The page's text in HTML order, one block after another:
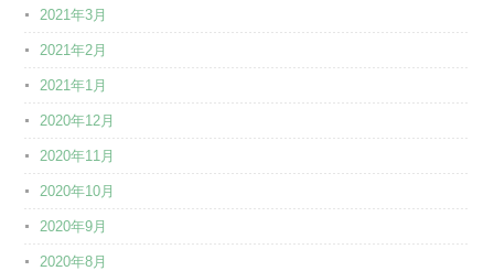
2021年3月
2021年2月
2021年1月
2020年12月
2020年11月
2020年10月
2020年9月
2020年8月